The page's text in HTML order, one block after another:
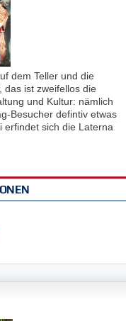
dem Teller und die
das ist zweifellos die
und Kultur: nämlich
Besucher defintiv etwas
erfindet sich die Laterna